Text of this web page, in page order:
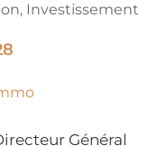
Investissement
Général